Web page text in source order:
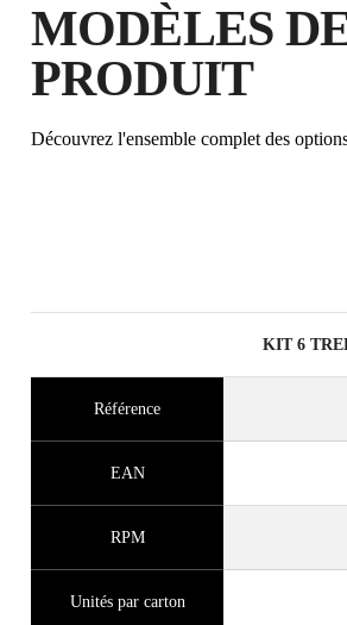
MODÈLES
PRODUIT
Découvrez l'ensemble complet des
KIT 6
Référence
EAN
RPM
Unités par carton